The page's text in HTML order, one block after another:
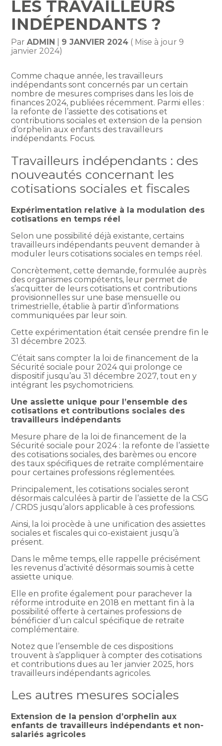
LES TRAVAILLEURS
INDÉPENDANTS ?
ParADMIN 9 JANVIER 2024 ( Mise à jour 9
janvier 2024)
Comme chaque année, les travailleurs
indépendants sont concernés par un certain
nombre de mesures comprises dans les lois de
finances 2024, publiées récemment. Parmi elles :
la refonte de l’assiette des cotisations et
contributions sociales et extension de la pension
d’orphelin aux enfants des travailleurs
indépendants. Focus.
Travailleurs indépendants : des
nouveautés concernant les
cotisations sociales et fiscales
Expérimentation relative à la modulation des
cotisations en temps réel
Selon une possibilité déjà existante, certains
travailleurs indépendants peuvent demander à
moduler leurs cotisations sociales en temps réel.
Concrètement, cette demande, formulée auprès
des organismes compétents, leur permet de
s’acquitter de leurs cotisations et contributions
provisionnelles sur une base mensuelle ou
trimestrielle, établie à partir d’informations
communiquées par leur soin.
Cette expérimentation était censée prendre fin le
31 décembre 2023.
C’était sans compter la loi de financement de la
Sécurité sociale pour 2024 qui prolonge ce
dispositif jusqu’au 31 décembre 2027, tout en y
intégrant les psychomotriciens.
Une assiette unique pour l’ensemble des
cotisations et contributions sociales des
travailleurs indépendants
Mesure phare de la loi de financement de la
Sécurité sociale pour 2024 : la refonte de l’assiette
des cotisations sociales, des barèmes ou encore
des taux spécifiques de retraite complémentaire
pour certaines professions réglementées.
Principalement, les cotisations sociales seront
désormais calculées à partir de l’assiette de la CSG
/ CRDS jusqu’alors applicable à ces professions.
Ainsi, la loi procède à une unification des assiettes
sociales et fiscales qui co-existaient jusqu’à
présent.
Dans le même temps, elle rappelle précisément
les revenus d’activité désormais soumis à cette
assiette unique.
Elle en profite également pour parachever la
réforme introduite en 2018 en mettant fin à la
possibilité offerte à certaines professions de
bénéficier d’un calcul spécifique de retraite
complémentaire.
Notez que l’ensemble de ces dispositions
trouvent à s’appliquer à compter des cotisations
et contributions dues au 1er janvier 2025, hors
travailleurs indépendants agricoles.
Les autres mesures sociales
Extension de la pension d’orphelin aux
enfants de travailleurs indépendants et non-
salariés agricoles